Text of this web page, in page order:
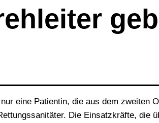
eine Patientin, die aus dem zweiten
Die Einsatzkräfte, die